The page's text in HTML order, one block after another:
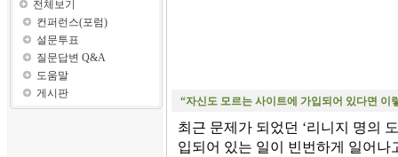
전체보기
컨퍼런스(포럼)
설문투표
질문답변 Q&A
도움말
게시판
“자신도 모르는 사이트에 가입되어 있다면 이
최근 문제가 되었던 ‘리니지 명의
입되어 있는 일이 빈번하게 일어